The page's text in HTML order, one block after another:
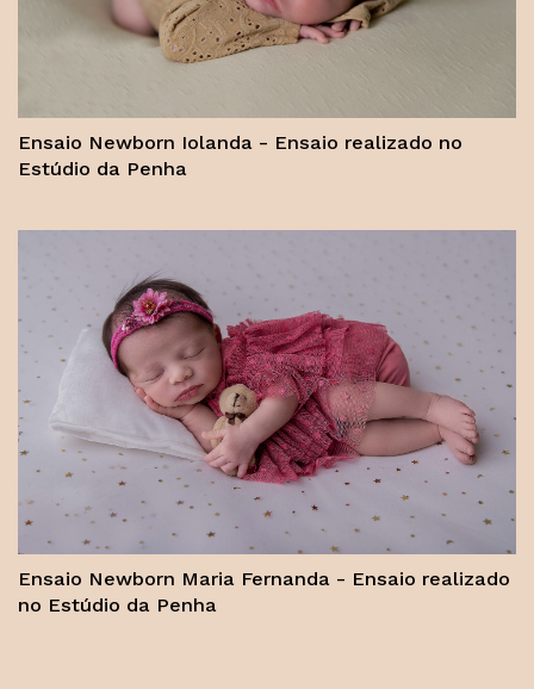
Ensaio Newborn Iolanda - Ensaio realizado no
Estúdio da Penha
Ensaio Newborn Maria Fernanda - Ensaio realizado
no Estúdio da Penha